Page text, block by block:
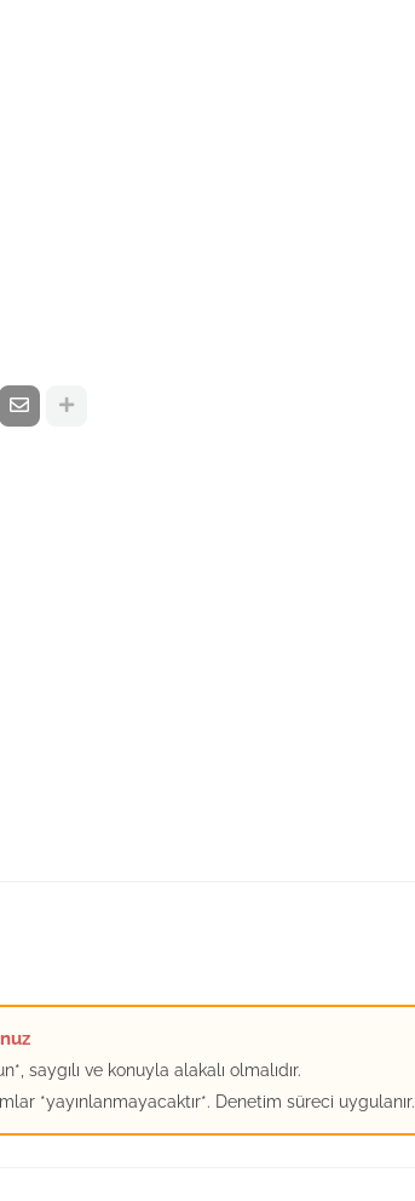
saygılı ve konuyla alakalı olmalıdır.
*yayınlanmayacaktır*. Denetim süreci uygulanır.